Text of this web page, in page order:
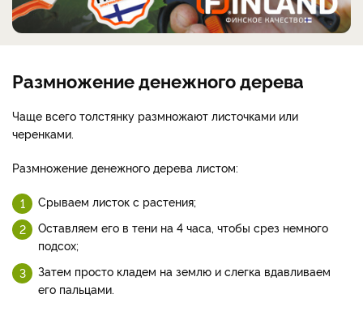
Размножение денежного дерева
Чаще всего толстянку размножают листочками или
черенками.
Размножение денежного дерева листом:
Срываем листок с растения;
Оставляем его в тени на 4 часа, чтобы срез немного
подсох;
Затем просто кладем на землю и слегка вдавливаем
его пальцами.